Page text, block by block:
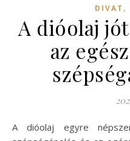
DIVAT ,
A dióolaj
az
A dióolaj egyre népszerűbbé válik a természetes